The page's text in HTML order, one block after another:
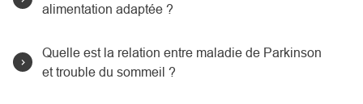
alimentation adaptée ?
Quelle est la relation entre maladie de Parkinson
et trouble du sommeil ?